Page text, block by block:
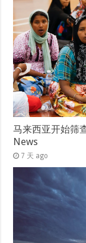
马来西亚开始筛
News
7 天 ago